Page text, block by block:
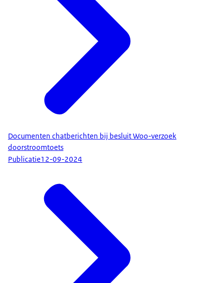
Documenten chatberichten bij besluit Woo-verzoek
doorstroomtoets
Publicatie12-09-2024